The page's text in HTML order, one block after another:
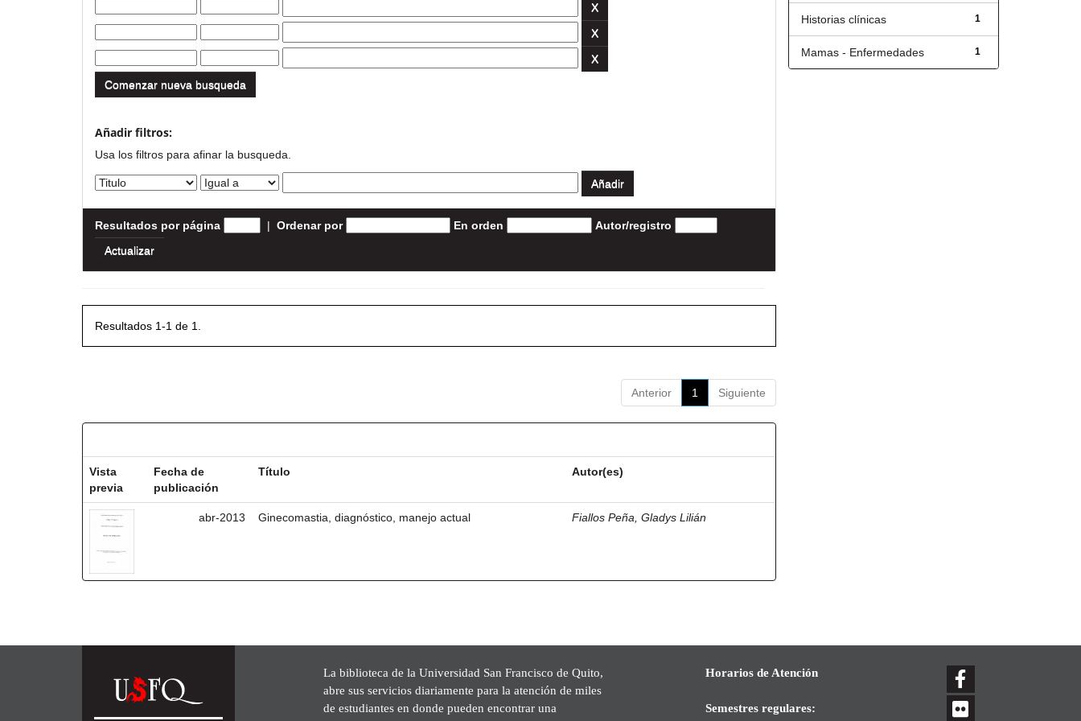
Comenzar nueva busqueda
Añadir filtros:
Usa los filtros para afinar la busqueda.
Resultados por página | Ordenar por En orden Autor/registro
Resultados 1-1 de 1.
Anterior 1 Siguiente
Vista
previa
Fecha de
publicación
Título Autor(es)
abr-2013 Ginecomastia, diagnóstico, manejo actual Fiallos Peña, Gladys Lilián
1
Historias clínicas
1
Mamas - Enfermedades
La biblioteca de la Universidad San Francisco de Quito,
abre sus servicios diariamente para la atención de miles
de estudiantes en donde pueden encontrar una
Horarios de Atención
Semestres regulares: